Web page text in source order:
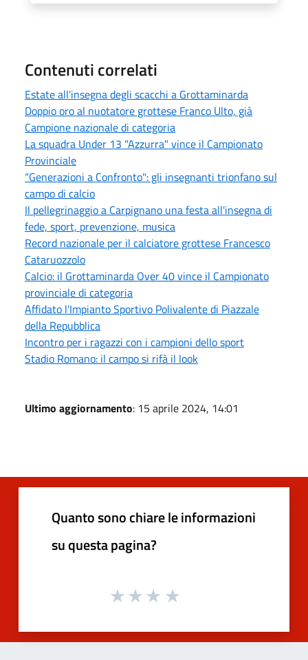
Contenuti correlati
Estate all'insegna degli scacchi a Grottaminarda
Doppio oro al nuotatore grottese Franco Ulto, già
Campione nazionale di categoria
La squadra Under 13 "Azzurra" vince il Campionato
Provinciale
“Generazioni a Confronto": gli insegnanti trionfano sul
campo di calcio
Il pellegrinaggio a Carpignano una festa all'insegna di
fede, sport, prevenzione, musica
Record nazionale per il calciatore grottese Francesco
Cataruozzolo
Calcio: il Grottaminarda Over 40 vince il Campionato
provinciale di categoria
Affidato l'Impianto Sportivo Polivalente di Piazzale
della Repubblica
Incontro per i ragazzi con i campioni dello sport
Stadio Romano: il campo si rifà il look
Ultimo aggiornamento: 15 aprile 2024, 14:01
Quanto sono chiare le informazioni
su questa pagina?